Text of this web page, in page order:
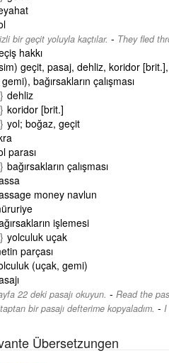
bir geçit yoluyla kaçtılar. - They fled
hakkı
geçit, pasaj, dehliz, koridor
bağırsakların çalışması
dehliz
koridor [brit.]
yol; boğaz, geçit
parası
bağırsakların çalışması
money navlun
işlemesi
yolculuk uçak
parçası
(uçak, gemi)
22 deki pasajı okuyun. - Read the
bir pasajı defterime kopyaladım. - I
Übersetzungen